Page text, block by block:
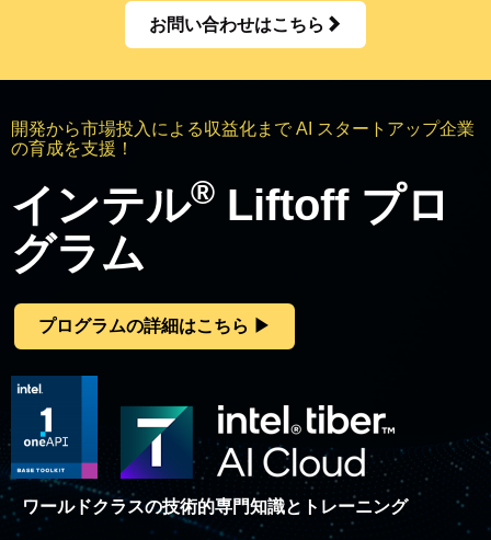
お問い合わせはこちら
開発から市場投入による収益化まで AI スタートアップ企業
の育成を支援！
インテル® Liftoff プロ
グラム
プログラムの詳細はこちら ▶
ワールドクラスの技術的専門知識とトレーニング